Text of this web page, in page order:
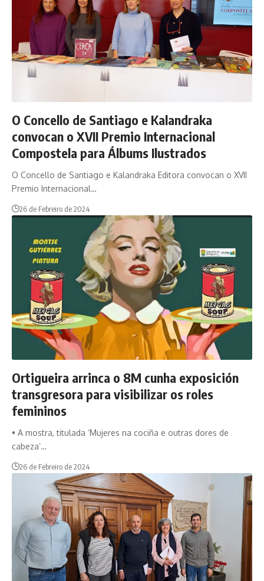
O Concello de Santiago e Kalandraka
convocan o XVII Premio Internacional
Compostela para Álbums Ilustrados
O Concello de Santiago e Kalandraka Editora convocan o XVII
Premio Internacional…
26 de Febreiro de 2024
Ortigueira arrinca o 8M cunha exposición
transgresora para visibilizar os roles
femininos
• A mostra, titulada ‘Mujeres na cociña e outras dores de
cabeza’…
26 de Febreiro de 2024